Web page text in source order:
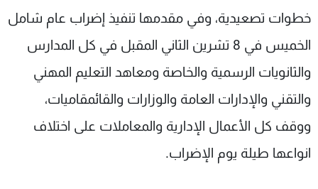
خطوات تصعيدية، وفي مقدمها تنفيذ إضراب عام شامل
الخميس في 8 تشرين الثاني المقبل في كل المدارس
والثانويات الرسمية والخاصة ومعاهد التعليم المهني
والتقني والإدارات العامة والوزارات والقائمقاميات،
ووقف كل الأعمال الإدارية والمعاملات على اختلاف
انواعها طيلة يوم الإضراب.